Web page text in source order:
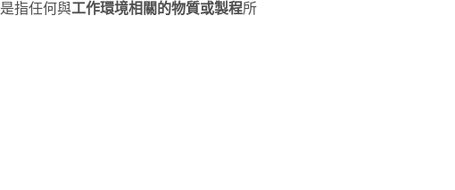
是指任何與工作環境相關的物質或製程所